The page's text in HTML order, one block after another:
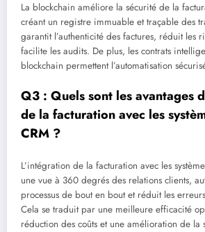
La blockchain améliore la sécurité de la
créant un registre immuable et traçable des
garantit l’authenticité des factures, réduit les
facilite les audits. De plus, les contrats
blockchain permettent l’automatisation
Q3 : Quels sont les avantages
de la facturation avec les
CRM ?
L’intégration de la facturation avec les
une vue à 360 degrés des relations clients,
processus de bout en bout et réduit les
Cela se traduit par une meilleure efficacité
réduction des coûts et une amélioration de la